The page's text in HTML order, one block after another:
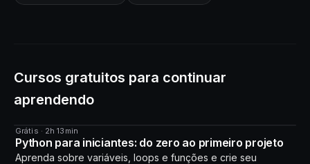
Cursos gratuitos para continuar
aprendendo
CURSO
Grátis · 2h 13min
Python para iniciantes: do zero ao primeiro projeto
Aprenda sobre variáveis, loops e funções e crie seu